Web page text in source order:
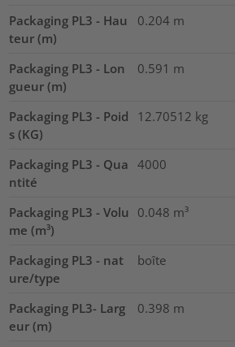
Packaging PL3 - Hau
teur (m)
0.204 m
Packaging PL3 - Lon
gueur (m)
0.591 m
Packaging PL3 - Poid
s (KG)
12.70512 kg
Packaging PL3 - Qua
ntité
4000
Packaging PL3 - Volu
me (m³)
0.048 m³
Packaging PL3 - nat
ure/type
boîte
Packaging PL3- Larg
eur (m)
0.398 m